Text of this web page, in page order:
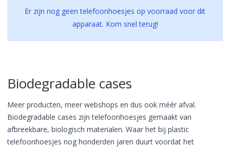
Er zijn nog geen telefoonhoesjes op voorraad voor dit
apparaat. Kom snel terug!
Biodegradable cases
Meer producten, meer webshops en dus ook méér afval.
Biodegradable cases zijn telefoonhoesjes gemaakt van
afbreekbare, biologisch materialen. Waar het bij plastic
telefoonhoesjes nog honderden jaren duurt voordat het